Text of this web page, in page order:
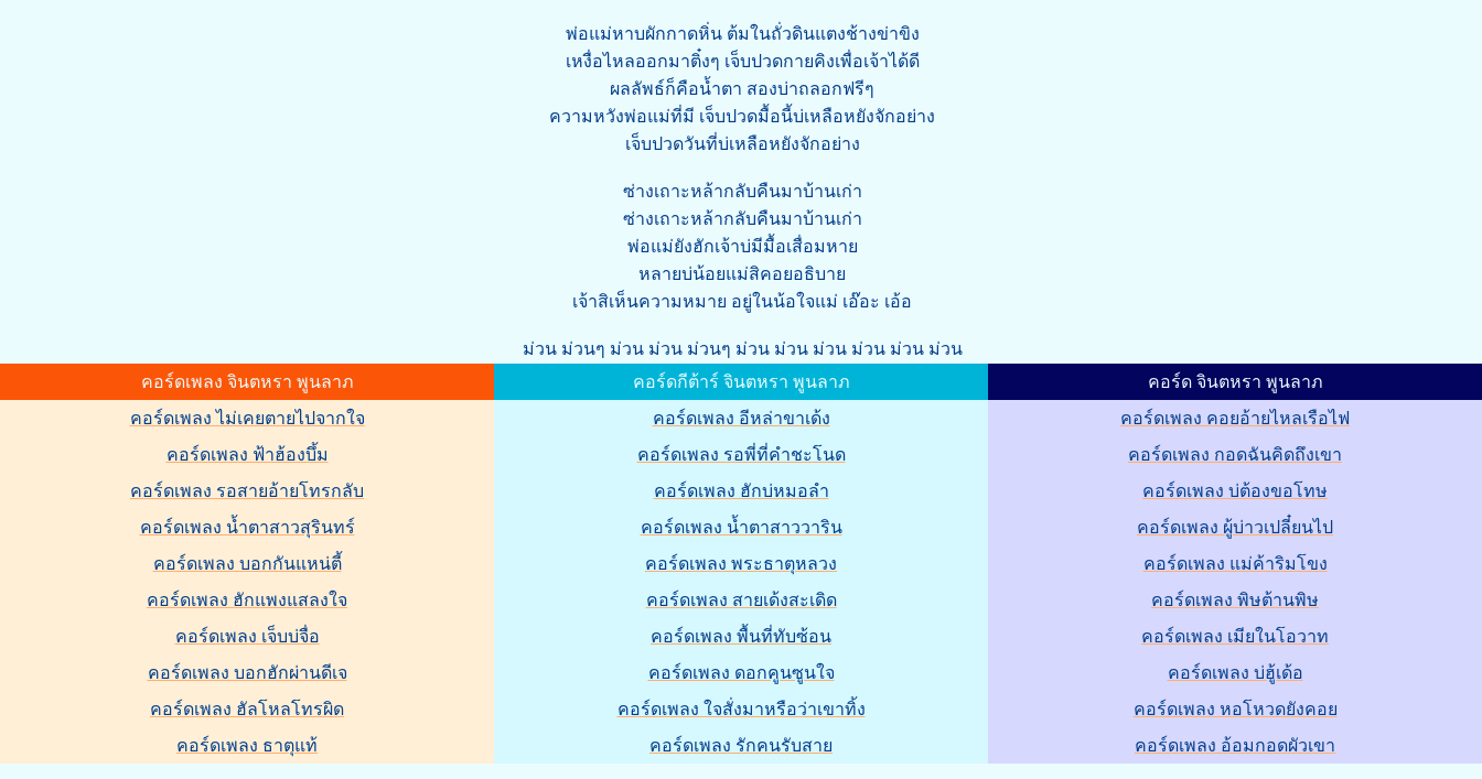
พ่อแม่หาบผักกาดหิ่น ต้มในถั่วดินแตงช้างข่าขิง
เหงื่อไหลออกมาติ๋งๆ เจ็บปวดกายคิงเพื่อเจ้าได้ดี
ผลลัพธ์ก็คือน้ำตา สองบ่าถลอกฟรีๆ
ความหวังพ่อแม่ที่มี เจ็บปวดมื้อนี้บ่เหลือหยังจักอย่าง
เจ็บปวดวันที่บ่เหลือหยังจักอย่าง
ซ่างเถาะหล้ากลับคืนมาบ้านเก่า
ซ่างเถาะหล้ากลับคืนมาบ้านเก่า
พ่อแม่ยังฮักเจ้าบ่มีมื้อเสื่อมหาย
หลายบ่น้อยแม่สิคอยอธิบาย
เจ้าสิเห็นความหมาย อยู่ในน้อใจแม่ เอ๊อะ เอ้อ
ม่วน ม่วนๆ ม่วน ม่วน ม่วนๆ ม่วน ม่วน ม่วน ม่วน ม่วน ม่วน
คอร์ดเพลง จินตหรา พูนลาภ
คอร์ดเพลง ไม่เคยตายไปจากใจ
คอร์ดเพลง ฟ้าฮ้องบึ้ม
คอร์ดเพลง รอสายอ้ายโทรกลับ
คอร์ดเพลง น้ำตาสาวสุรินทร์
คอร์ดเพลง บอกกันแหน่ตี้
คอร์ดเพลง ฮักแพงแสลงใจ
คอร์ดเพลง เจ็บบ่จื่อ
คอร์ดเพลง บอกฮักผ่านดีเจ
คอร์ดเพลง ฮัลโหลโทรผิด
คอร์ดเพลง ธาตุแท้
คอร์ดกีต้าร์ จินตหรา พูนลาภ
คอร์ดเพลง อีหล่าขาเด้ง
คอร์ดเพลง รอพี่ที่คำชะโนด
คอร์ดเพลง ฮักบ่หมอลำ
คอร์ดเพลง น้ำตาสาววาริน
คอร์ดเพลง พระธาตุหลวง
คอร์ดเพลง สายเด้งสะเดิด
คอร์ดเพลง พื้นที่ทับซ้อน
คอร์ดเพลง ดอกคูนซูนใจ
คอร์ดเพลง ใจสั่งมาหรือว่าเขาทิ้ง
คอร์ดเพลง รักคนรับสาย
คอร์ด จินตหรา พูนลาภ
คอร์ดเพลง คอยอ้ายไหลเรือไฟ
คอร์ดเพลง กอดฉันคิดถึงเขา
คอร์ดเพลง บ่ต้องขอโทษ
คอร์ดเพลง ผู้บ่าวเปลี๋ยนไป
คอร์ดเพลง แม่ค้าริมโขง
คอร์ดเพลง พิษต้านพิษ
คอร์ดเพลง เมียในโอวาท
คอร์ดเพลง บ่ฮู้เด้อ
คอร์ดเพลง หอโหวดยังคอย
คอร์ดเพลง อ้อมกอดผัวเขา